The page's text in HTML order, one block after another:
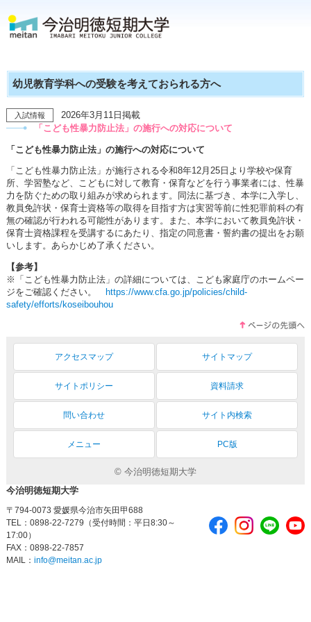
幼児教育学科への受験を考えておられる方へ
2026年3月11日掲載
「こども性暴力防止法」の施行への対応について
「こども性暴力防止法」の施行への対応について
「こども性暴力防止法」が施行される令和8年12月25日より学校や保育
所、学習塾など、こどもに対して教育・保育などを行う事業者には、性暴
力を防ぐための取り組みが求められます。同法に基づき、本学に入学し、
教員免許状・保育士資格等の取得を目指す方は実習等前に性犯罪前科の有
無の確認が行われる可能性があります。また、本学において教員免許状・
保育士資格課程を受講するにあたり、指定の同意書・誓約書の提出をお願
いします。あらかじめ了承ください。
【参考】
※「こども性暴力防止法」の詳細については、こども家庭庁のホームペー
ジをご確認ください。
https://www.cfa.go.jp/policies/child-
safety/efforts/koseibouhou
アクセスマップ サイトマップ
サイトポリシー 資料請求
問い合わせ サイト内検索
メニュー PC版
© 今治明徳短期大学
今治明徳短期大学
〒794-0073 愛媛県今治市矢田甲688
TEL：0898-22-7279（受付時間：平日8:30～
17:00）
FAX：0898-22-7857
MAIL： info@meitan.ac.jp